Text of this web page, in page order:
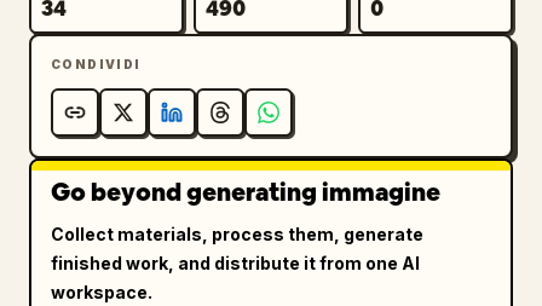
34 490 0
CONDIVIDI
Go beyond generating immagine
Collect materials, process them, generate
finished work, and distribute it from one AI
workspace.